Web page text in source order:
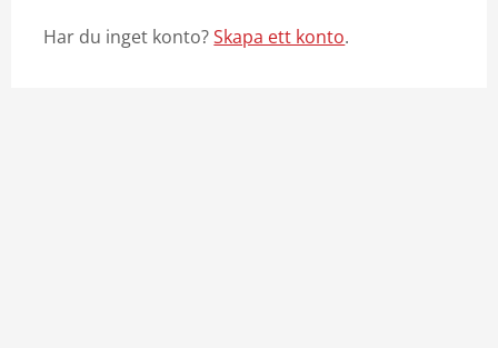
Har du inget konto?Skapa ett konto.